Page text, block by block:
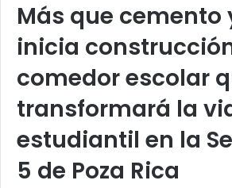
Más que cemento
inicia
comedor escolar
transformará la
estudiantil en la
5 de Poza Rica